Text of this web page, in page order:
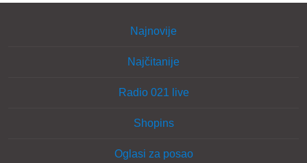
Najnovije
Najčitanije
Radio 021 live
Shopins
Oglasi za posao